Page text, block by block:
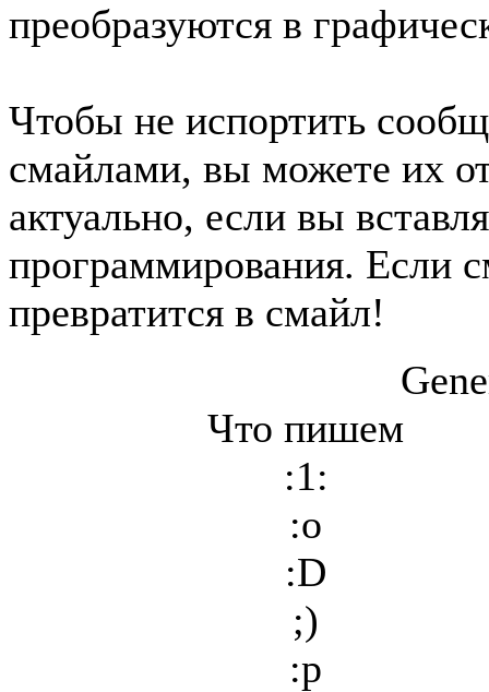
преобразуются в
Чтобы не испортить
смайлами, вы можете их
актуально, если вы
программирования. Если
превратится в смайл!
Что пишем
:1:
:o
:D
;)
:p